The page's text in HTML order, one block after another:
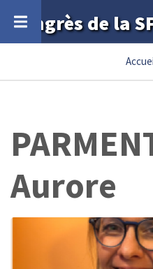
contenu
Congrès de la
Aurore